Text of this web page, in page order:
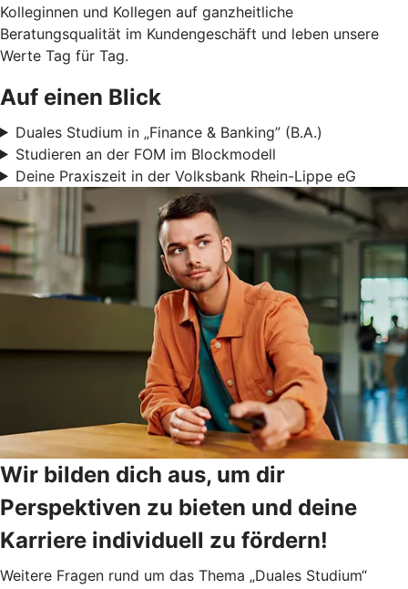
Kolleginnen und Kollegen auf ganzheitliche
Beratungsqualität im Kundengeschäft und leben unsere
Werte Tag für Tag.
Auf einen Blick
Duales Studium in „Finance & Banking” (B.A.)
Studieren an der FOM im Blockmodell
Deine Praxiszeit in der Volksbank Rhein-Lippe eG
Wir bilden dich aus, um dir
Perspektiven zu bieten und deine
Karriere individuell zu fördern!
Weitere Fragen rund um das Thema „Duales Studium“